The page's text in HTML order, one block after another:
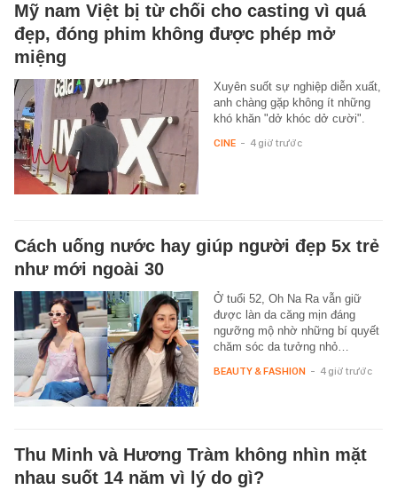
Mỹ nam Việt bị từ chối cho casting vì quá
đẹp, đóng phim không được phép mở
miệng
Xuyên suốt sự nghiệp diễn xuất,
anh chàng gặp không ít những
khó khăn "dở khóc dở cười".
CINE - 4 giờ trước
Cách uống nước hay giúp người đẹp 5x trẻ
như mới ngoài 30
Ở tuổi 52, Oh Na Ra vẫn giữ
được làn da căng mịn đáng
ngưỡng mộ nhờ những bí quyết
chăm sóc da tưởng nhỏ…
BEAUTY & FASHION - 4 giờ trước
Thu Minh và Hương Tràm không nhìn mặt
nhau suốt 14 năm vì lý do gì?